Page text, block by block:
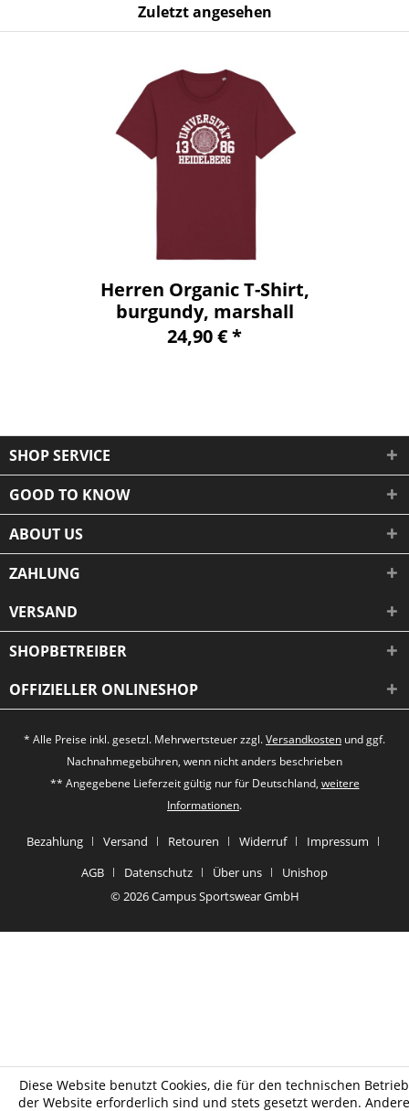
Zuletzt angesehen
Herren Organic T-Shirt,
burgundy, marshall
24,90 € *
SHOP SERVICE
GOOD TO KNOW
ABOUT US
ZAHLUNG
VERSAND
SHOPBETREIBER
OFFIZIELLER ONLINESHOP
* Alle Preise inkl. gesetzl. Mehrwertsteuer zzgl.Versandkosten und ggf.
Nachnahmegebühren, wenn nicht anders beschrieben
** Angegebene Lieferzeit gültig nur für Deutschland, weitere
Informationen.
Bezahlung Versand Retouren Widerruf
Impressum
AGB
Datenschutz Über uns
Unishop
© 2026 Campus Sportswear GmbH
Diese Website benutzt Cookies, die für den technischen Betrieb
der Website erforderlich sind und stets gesetzt werden. Andere